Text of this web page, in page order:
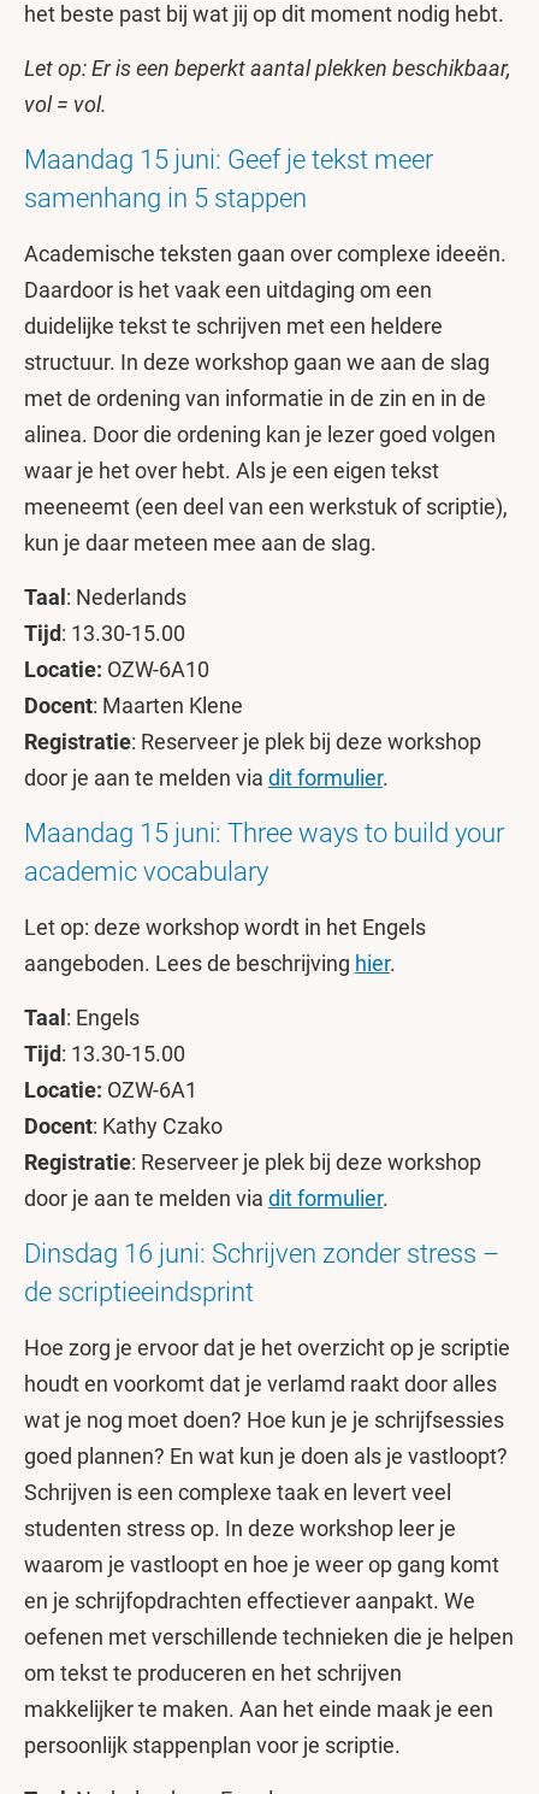
het beste past bij wat jij op dit moment nodig hebt.
Let op: Er is een beperkt aantal plekken beschikbaar,
vol = vol.
Maandag 15 juni: Geef je tekst meer
samenhang in 5 stappen
Academische teksten gaan over complexe ideeën.
Daardoor is het vaak een uitdaging om een
duidelijke tekst te schrijven met een heldere
structuur. In deze workshop gaan we aan de slag
met de ordening van informatie in de zin en in de
alinea. Door die ordening kan je lezer goed volgen
waar je het over hebt. Als je een eigen tekst
meeneemt (een deel van een werkstuk of scriptie),
kun je daar meteen mee aan de slag.
Taal : Nederlands
Tijd: 13.30-15.00
Locatie: OZW-6A10
Docent: Maarten Klene
Registratie: Reserveer je plek bij deze workshop
door je aan te melden via dit formulier.
Maandag 15 juni: Three ways to build your
academic vocabulary
Let op: deze workshop wordt in het Engels
aangeboden. Lees de beschrijving hier.
Taal : Engels
Tijd: 13.30-15.00
Locatie: OZW-6A1
Docent: Kathy Czako
Registratie: Reserveer je plek bij deze workshop
door je aan te melden via dit formulier.
Dinsdag 16 juni: Schrijven zonder stress –
de scriptieeindsprint
Hoe zorg je ervoor dat je het overzicht op je scriptie
houdt en voorkomt dat je verlamd raakt door alles
wat je nog moet doen? Hoe kun je je schrijfsessies
goed plannen? En wat kun je doen als je vastloopt?
Schrijven is een complexe taak en levert veel
studenten stress op. In deze workshop leer je
waarom je vastloopt en hoe je weer op gang komt
en je schrijfopdrachten effectiever aanpakt. We
oefenen met verschillende technieken die je helpen
om tekst te produceren en het schrijven
makkelijker te maken. Aan het einde maak je een
persoonlijk stappenplan voor je scriptie.